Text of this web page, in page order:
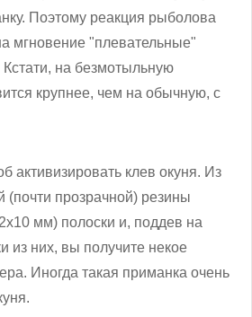
Поэтому реакция рыболова
мгновение "плевательные"
на безмотыльную
крупнее, чем на обычную, с
активизировать клев окуня. Из
(почти прозрачной) резины
мм) полоски и, поддев на
из них, вы получите некое
Иногда такая приманка очень